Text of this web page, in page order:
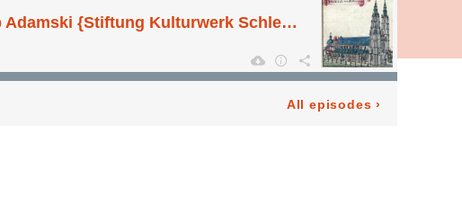
J-003: Gotische Kirchenbaukunst in Schlesien (1200-1420), mit Prof. Dr. Jakub Adamski {Stiftung Kulturwerk Schlesien}
All episodes ›